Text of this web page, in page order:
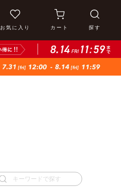
お気に入り カート 探す